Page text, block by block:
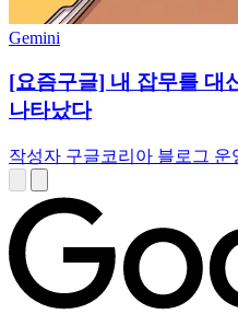
Gemini
[요즘구글] 내 잡무를 대
나타났다
작성자 구글코리아 블로그 운